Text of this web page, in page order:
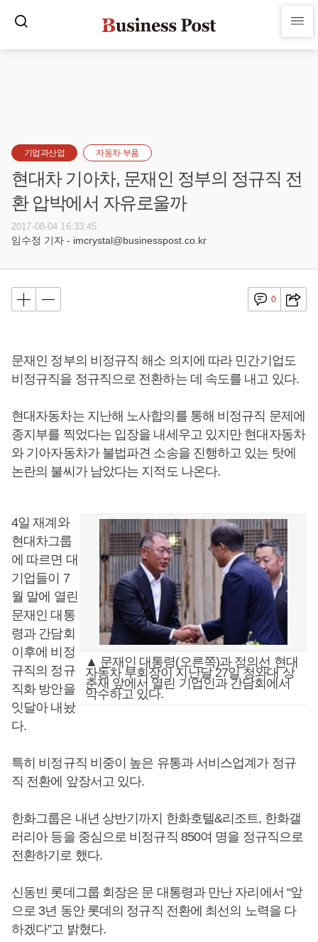
기업과산업 자동차·부품
현대차 기아차, 문재인 정부의 정규직 전
환 압박에서 자유로울까
2017-08-04 16:33:45
임수정 기자 - imcrystal@businesspost.co.kr
0
문재인 정부의 비정규직 해소 의지에 따라 민간기업도
비정규직을 정규직으로 전환하는 데 속도를 내고 있다.
현대자동차는 지난해 노사합의를 통해 비정규직 문제에
종지부를 찍었다는 입장을 내세우고 있지만 현대자동차
와 기아자동차가 불법파견 소송을 진행하고 있는 탓에
논란의 불씨가 남았다는 지적도 나온다.
▲ 문재인 대통령(오른쪽)과 정의선 현대
자동차 부회장이 지난달 27일 청와대 상
춘재 앞에서 열린 기업인과 간담회에서
악수하고 있다.
4일 재계와
현대차그룹
에 따르면 대
기업들이 7
월 말에 열린
문재인 대통
령과 간담회
이후에 비정
규직의 정규
직화 방안을
잇달아 내놨
다.
특히 비정규직 비중이 높은 유통과 서비스업계가 정규
직 전환에 앞장서고 있다.
한화그룹은 내년 상반기까지 한화호텔&리조트, 한화갤
러리아 등을 중심으로 비정규직 850여 명을 정규직으로
전환하기로 했다.
신동빈 롯데그룹 회장은 문 대통령과 만난 자리에서 “앞
으로 3년 동안 롯데의 정규직 전환에 최선의 노력을 다
하겠다”고 밝혔다.